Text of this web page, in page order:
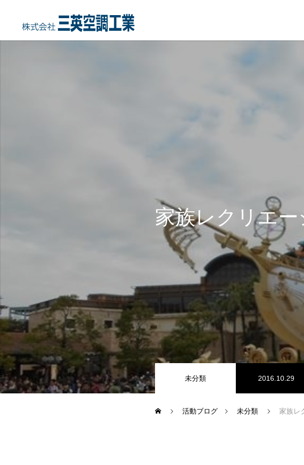
地域貢献企業
横浜グランドスラム企業
RECRUIT
家族レクリエ
未分類 2016.10.29
活動ブログ 未分類 家族レ